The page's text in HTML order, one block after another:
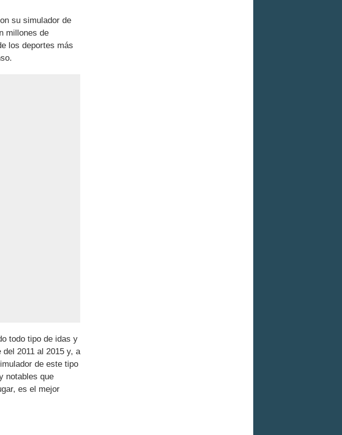
su simulador de
millones de
los deportes más
todo tipo de idas y
2011 al 2015 y, a
de este tipo
notables que
es el mejor